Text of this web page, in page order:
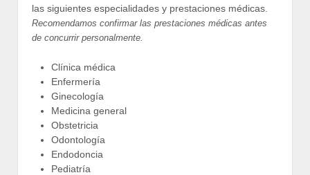
las siguientes especialidades y prestaciones médicas.
Recomendamos confirmar las prestaciones médicas antes
de concurrir personalmente.
Clínica médica
Enfermería
Ginecología
Medicina general
Obstetricia
Odontología
Endodoncia
Pediatría